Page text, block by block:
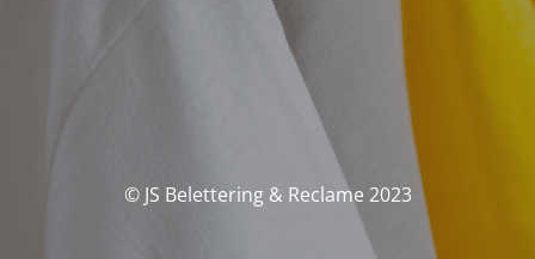
© JS Belettering & Reclame 2023